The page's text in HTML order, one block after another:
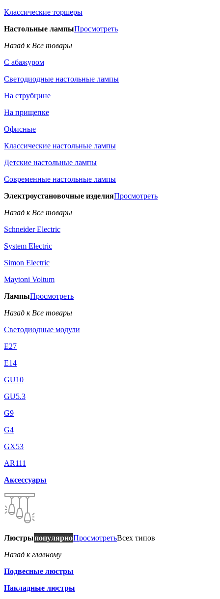
Классические торшеры
Настольные лампыПросмотреть
Назад к Все товары
С абажуром
Светодиодные настольные лампы
На струбцине
На прищепке
Офисные
Классические настольные лампы
Детские настольные лампы
Современные настольные лампы
Электроустановочные изделияПросмотреть
Назад к Все товары
Schneider Electric
System Electric
Simon Electric
Maytoni Voltum
ЛампыПросмотреть
Назад к Все товары
Светодиодные модули
E27
E14
GU10
GU5.3
G9
G4
GX53
AR111
Аксессуары
ЛюстрыпопулярноПросмотретьВсех типов
Назад к главному
Подвесные люстры
Накладные люстры